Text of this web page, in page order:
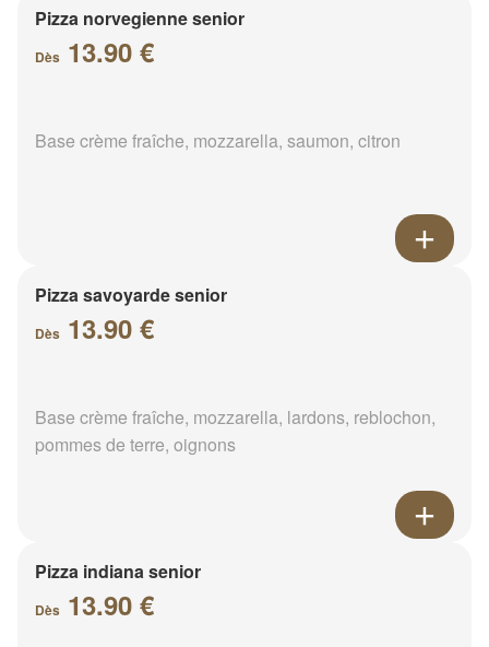
Pizza norvegienne senior
Dès 13.90 €
Base crème fraîche, mozzarella, saumon, citron
Pizza savoyarde senior
Dès 13.90 €
Base crème fraîche, mozzarella, lardons, reblochon,
pommes de terre, oignons
Pizza indiana senior
Dès 13.90 €